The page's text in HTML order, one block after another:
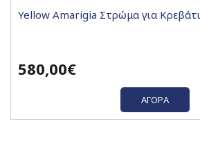
Yellow Amarigia Στρώμα για Κρεβάτι
580,00€
ΑΓΟΡΆ